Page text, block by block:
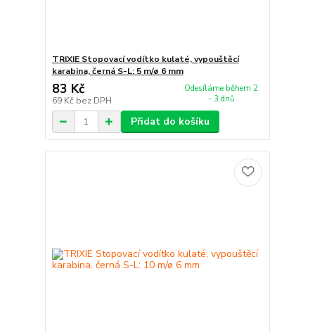
TRIXIE Stopovací vodítko kulaté, vypouštěcí
karabina, černá S-L: 5 m/ø 6 mm
83 Kč
69 Kč bez DPH
Odesíláme během 2
- 3 dnů
Přidat do košíku